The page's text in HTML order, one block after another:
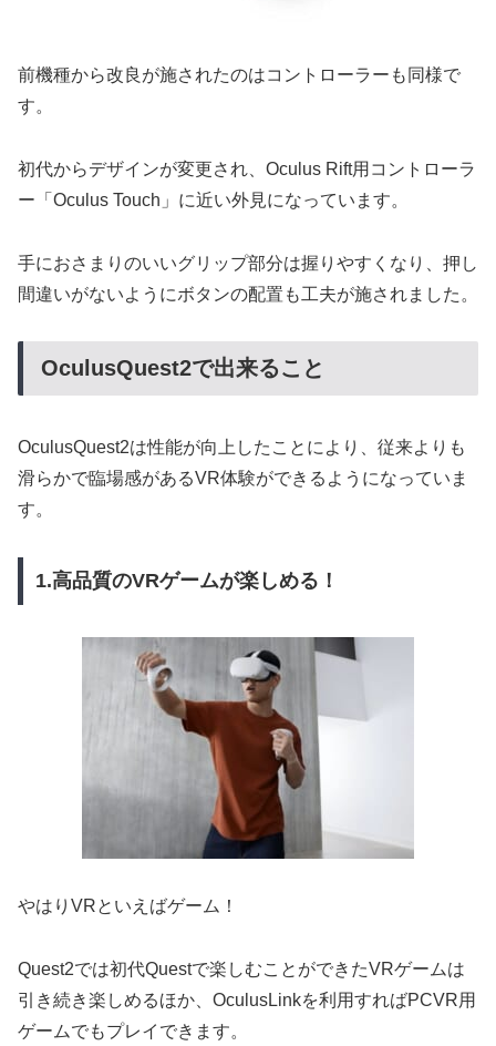
前機種から改良が施されたのはコントローラーも同様で
す。
初代からデザインが変更され、Oculus Rift用コントローラ
ー「Oculus Touch」に近い外見になっています。
手におさまりのいいグリップ部分は握りやすくなり、押し
間違いがないようにボタンの配置も工夫が施されました。
OculusQuest2で出来ること
OculusQuest2は性能が向上したことにより、従来よりも
滑らかで臨場感があるVR体験ができるようになっていま
す。
1.高品質のVRゲームが楽しめる！
やはりVRといえばゲーム！
Quest2では初代Questで楽しむことができたVRゲームは
引き続き楽しめるほか、OculusLinkを利用すればPCVR用
ゲームでもプレイできます。